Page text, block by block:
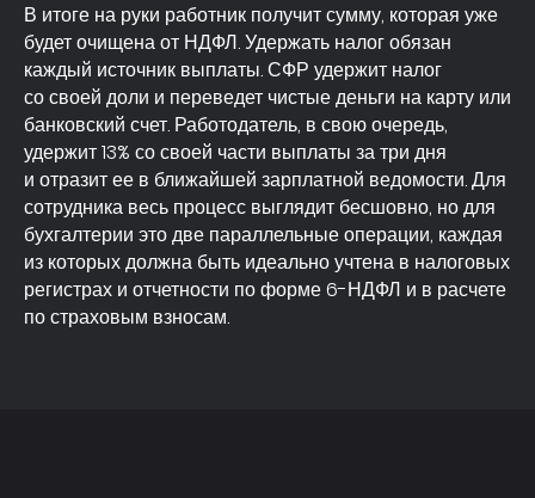
В итоге на руки работник получит сумму, которая уже
будет очищена от НДФЛ. Удержать налог обязан
каждый источник выплаты. СФР удержит налог
со своей доли и переведет чистые деньги на карту или
банковский счет. Работодатель, в свою очередь,
удержит 13% со своей части выплаты за три дня
и отразит ее в ближайшей зарплатной ведомости. Для
сотрудника весь процесс выглядит бесшовно, но для
бухгалтерии это две параллельные операции, каждая
из которых должна быть идеально учтена в налоговых
регистрах и отчетности по форме 6-НДФЛ и в расчете
по страховым взносам.